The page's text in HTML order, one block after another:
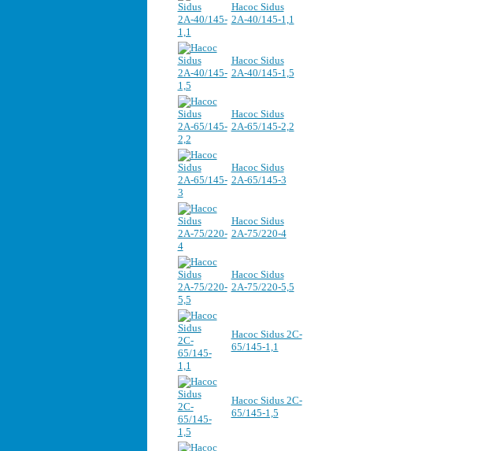
Насос Sidus
2А-40/145-1,1
Насос Sidus
2А-40/145-1,5
Насос Sidus
2А-65/145-2,2
Насос Sidus
2А-65/145-3
Насос Sidus
2А-75/220-4
Насос Sidus
2А-75/220-5,5
Насос Sidus 2C-
65/145-1,1
Насос Sidus 2C-
65/145-1,5